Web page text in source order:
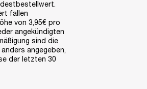
fallen
von 3,95€ pro
angekündigten
sind die
angegeben,
der letzten 30